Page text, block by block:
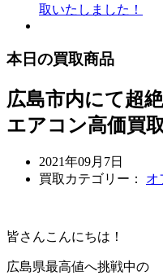
取いたしました！
本日の買取商品
広島市内にて超
エアコン高価買
2021年09月7日
買取カテゴリー： オ
皆さんこんにちは！
広島県最高値へ挑戦中の